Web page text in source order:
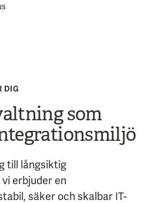
DIG
som
till långsiktig
erbjuder en
säker och skalbar IT-